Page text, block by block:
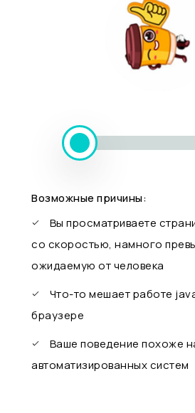
Возможные причины:
Вы просматриваете
со скоростью, намного
ожидаемую от человека
Что-то мешает работе
браузере
Ваше поведение похоже
автоматизированных систем